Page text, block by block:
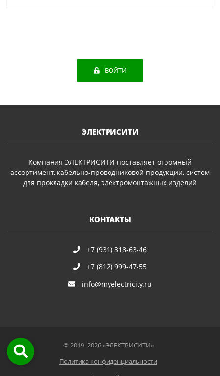
ВОЙТИ
ЭЛЕКТРИСИТИ
Компания ЭЛЕКТРИСИТИ поставляет огромный
ассортимент, кабельно-проводниковой продукции, систем
для прокладки кабеля, электромонтажных изделий
КОНТАКТЫ
+7 (931) 318-63-46
+7 (812) 999-47-55
info@myelectricity.ru
© 2019–2026 «ЭЛЕКТРИСИТИ»
Политика конфиденциальности